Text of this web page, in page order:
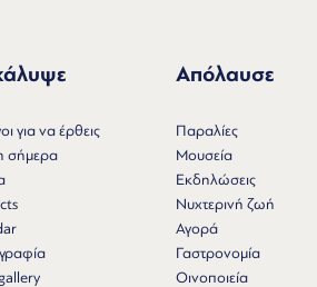
για να έρθεις
σήμερα
Απόλαυσε
Παραλίες
Μουσεία
Εκδηλώσεις
Νυχτερινή ζωή
Αγορά
Γαστρονομία
Οινοποιεία